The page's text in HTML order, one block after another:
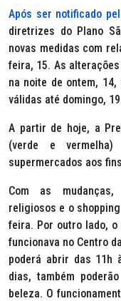
Após ser notificado
diretrizes do Plano
novas medidas com
feira, 15. As
na noite de ontem,
válidas até domingo,
A partir de hoje, a
(verde e
supermercados aos
Com as
religiosos e o
feira. Por outro lado,
funcionava no Centro
poderá abrir das 11h
dias, também
beleza. O